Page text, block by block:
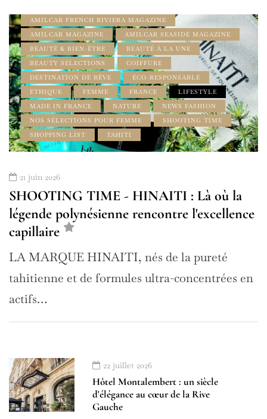
AMILCAR FRENCH RIVIERA MAGAZINE
AMILCAR MAGAZINE
AMILCAR SEASIDE MAGAZINE
BEAUTÉ & BIEN-ÊTRE
BEAUTÉ À LA UNE
BEAUTY SELECTIONS
COIFFURE
DESTINATION DE RÊVE
ÉCO-RESPONSABLE
ETHIQUE
FEMME FRANCE
LIFESTYLE
MADE IN FRANCE
NATURE
NEWS FASHION
NOS SÉLECTIONS POUR FEMME
SHOOTING TIME
SHOPPING LIST
TAHITI
21 juin 2026
SHOOTING TIME - HINAITI : Là où la
légende polynésienne rencontre l'excellence
capillaire
LA MARQUE HINAITI, nés de la pureté
tahitienne et de formules ultra-concentrées en
actifs…
22 juillet 2026
Hôtel Montalembert : un siècle
d'élégance au cœur de la Rive
Gauche